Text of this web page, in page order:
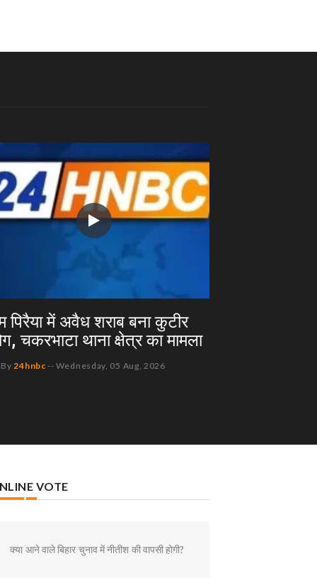
पिरैया में अवैध शराब बना कुटीर
चकरभाटा थाना क्षेत्र का मामला
By24hnbc -- Wednesday, 05 Aug, 2026
VOTE
क्या आने वाले बिहार चुनाव में नीतीश की वापसी होगी?